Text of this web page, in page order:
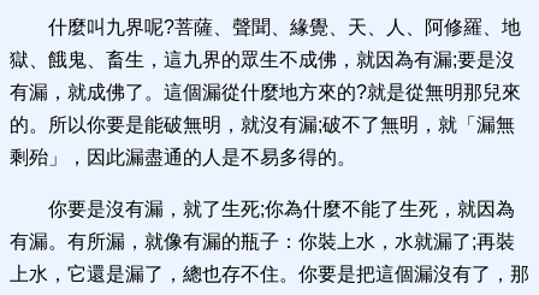
什麼叫九界呢?菩薩、聲聞、緣覺、天、人、阿修羅、地
獄、餓鬼、畜生，這九界的眾生不成佛，就因為有漏;要是沒
有漏，就成佛了。這個漏從什麼地方來的?就是從無明那兒來
的。所以你要是能破無明，就沒有漏;破不了無明，就「漏無
剩殆」，因此漏盡通的人是不易多得的。
你要是沒有漏，就了生死;你為什麼不能了生死，就因為
有漏。有所漏，就像有漏的瓶子：你裝上水，水就漏了;再裝
上水，它還是漏了，總也存不住。你要是把這個漏沒有了，那